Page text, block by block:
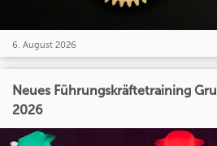
6. August 2026
Neues Führungskräftetraining
2026